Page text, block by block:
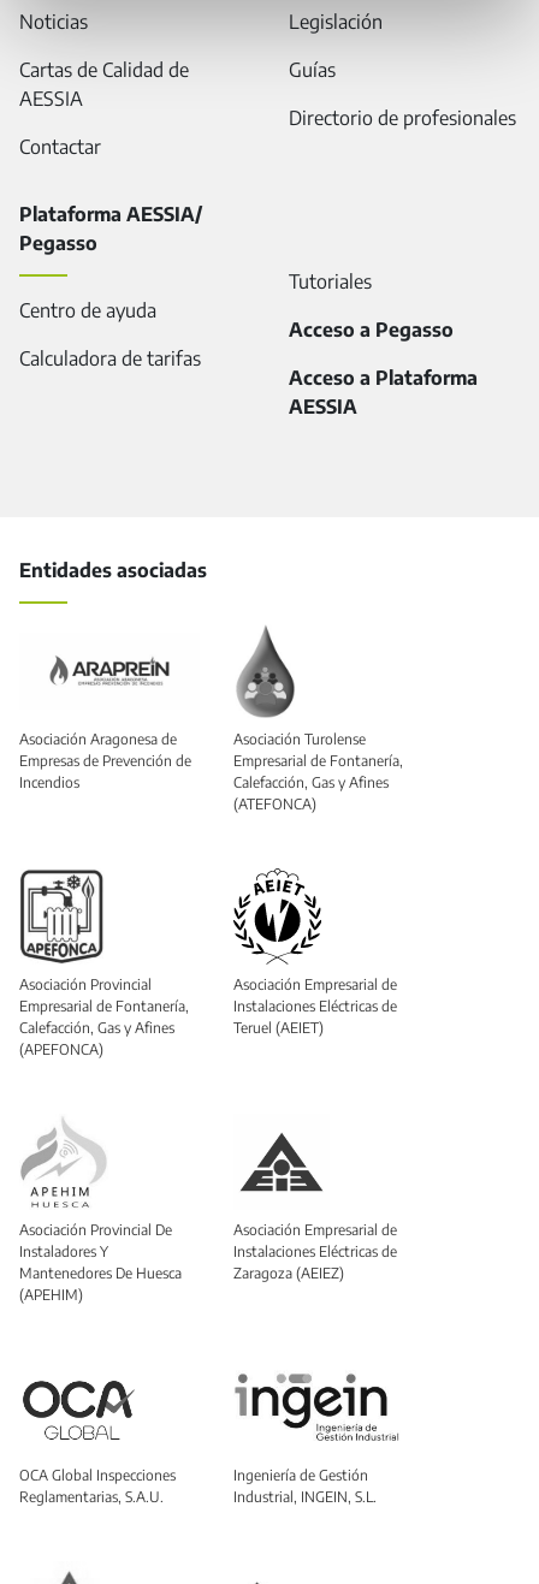
Noticias
Cartas de Calidad de
AESSIA
Contactar
Legislación
Guías
Directorio de profesionales
Plataforma AESSIA/
Pegasso
Centro de ayuda
Calculadora de tarifas
Tutoriales
Acceso a Pegasso
Acceso a Plataforma
AESSIA
Entidades asociadas
Asociación Aragonesa de
Empresas de Prevención de
Incendios
Asociación Turolense
Empresarial de Fontanería,
Calefacción, Gas y Afines
(ATEFONCA)
Asociación Provincial
Empresarial de Fontanería,
Calefacción, Gas y Afines
(APEFONCA)
Asociación Empresarial de
Instalaciones Eléctricas de
Teruel (AEIET)
Asociación Provincial De
Instaladores Y
Mantenedores De Huesca
(APEHIM)
Asociación Empresarial de
Instalaciones Eléctricas de
Zaragoza (AEIEZ)
OCA Global Inspecciones
Reglamentarias, S.A.U.
Ingeniería de Gestión
Industrial, INGEIN, S.L.